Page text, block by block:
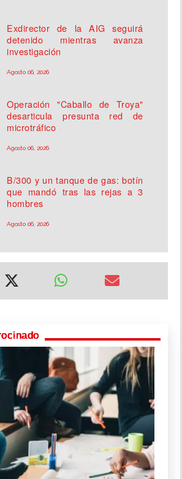
Exdirector de la AIG seguirá
detenido mientras avanza
investigación
Agosto 06, 2026
Operación "Caballo de Troya"
desarticula presunta red de
microtráfico
Agosto 06, 2026
B/300 y un tanque de gas: botín
que mandó tras las rejas a 3
hombres
Agosto 06, 2026